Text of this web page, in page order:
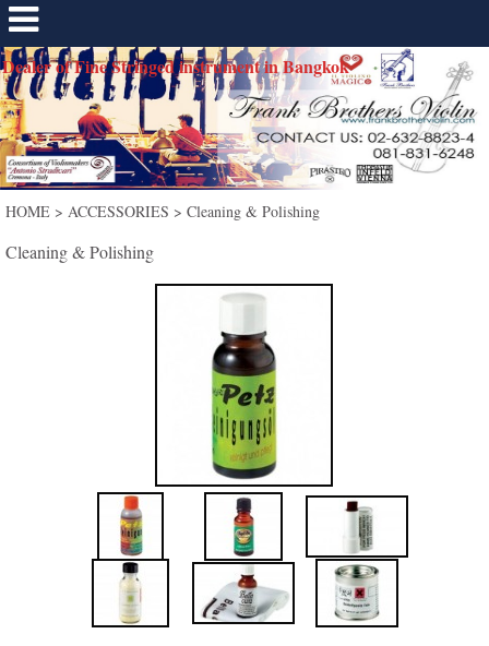
Dealer of Fine Stringed instrument in Bangkok
HOME> ACCESSORIES > Cleaning & Polishing
Cleaning & Polishing